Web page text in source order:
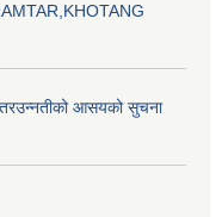
आसयको सुचना